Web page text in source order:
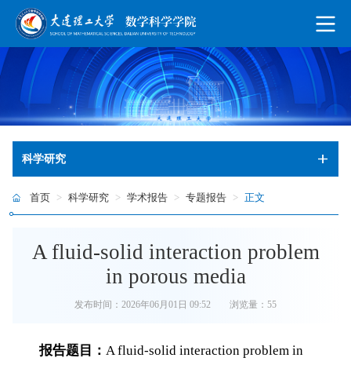
科学研究
首页 > 科学研究 > 学术报告 > 专题报告 > 正文
A fluid-solid interaction problem
in porous media
发布时间：2026年06月01日 09:52 浏览量： 55
报告题目： A fluid-solid interaction problem in